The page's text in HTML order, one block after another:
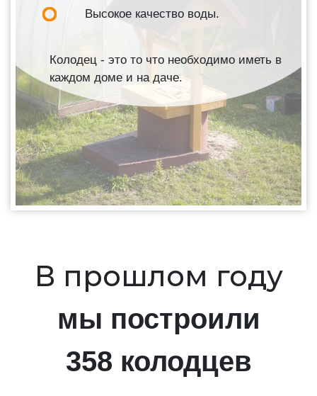
Высокое качество воды.
Колодец - это то что необходимо иметь в
каждом доме и на даче.
В прошлом году
мы построили
358 колодцев